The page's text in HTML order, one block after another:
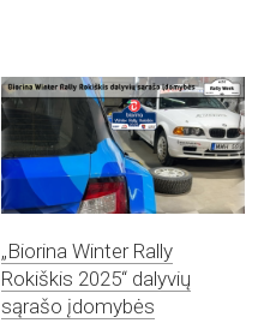
„Biorina Winter Rally
Rokiškis 2025“ dalyvių
sąrašo įdomybės